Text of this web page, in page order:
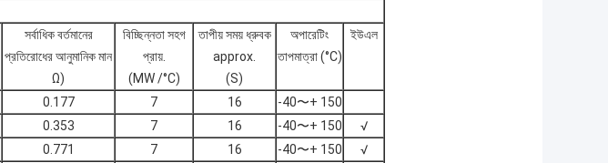
সর্বাধিক বর্তমানের
প্রতিরোধের আনুমানিক মান
Ω)
বিচ্ছিন্নতা সহগ
প্রায়.
(MW /°C)
তাপীয় সময় ধ্রুবক
approx.
(S)
অপারেটিং
তাপমাত্রা (°C)
ইউএল
0.177 7 16
-40〜+ 150
0.353 7 16 -40〜+ 150
√
0.771 7 16 -40〜+ 150
√